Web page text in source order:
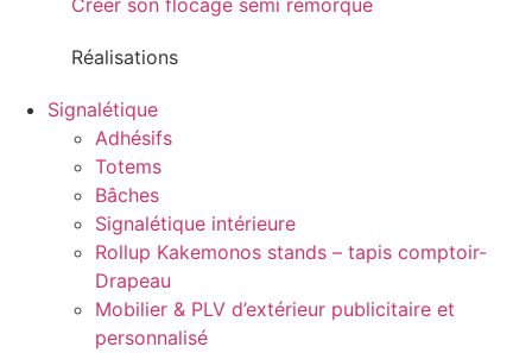
Créer son flocage semi remorque
Réalisations
Signalétique
Adhésifs
Totems
Bâches
Signalétique intérieure
Rollup Kakemonos stands – tapis comptoir-
Drapeau
Mobilier & PLV d’extérieur publicitaire et
personnalisé